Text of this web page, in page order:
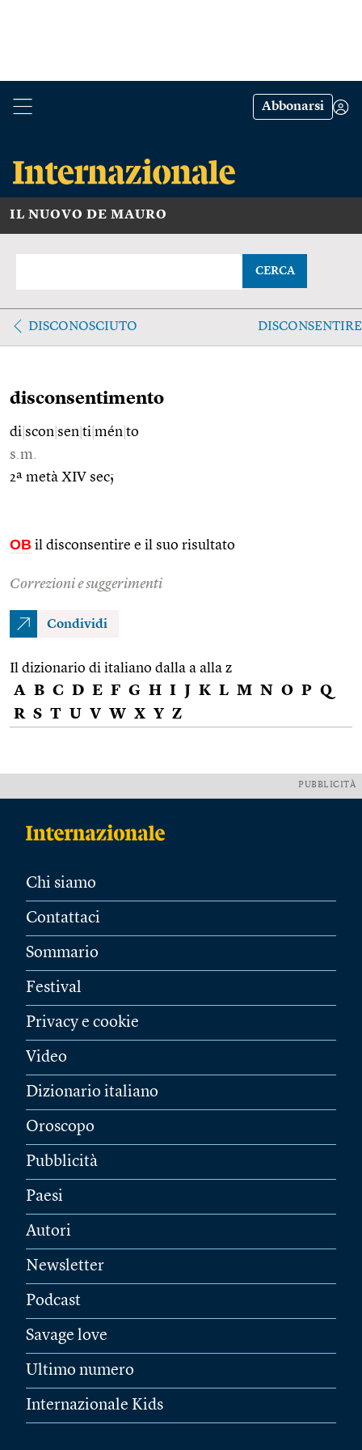
Abbonarsi
IL NUOVO DE MAURO
CERCA
DISCONOSCIUTO DISCONSENTIRE
disconsentimento
di scon sen ti mén to
s.m.
2ª metà XIV sec;
OB il disconsentire e il suo risultato
Correzioni e suggerimenti
Condividi
Il dizionario di italiano dalla a alla z
A B C D E F G H I J K L M N O P Q
R S T U V W X Y Z
PUBBLICITÀ
Chi siamo
Contattaci
Sommario
Festival
Privacy e cookie
Video
Dizionario italiano
Oroscopo
Pubblicità
Paesi
Autori
Newsletter
Podcast
Savage love
Ultimo numero
Internazionale Kids